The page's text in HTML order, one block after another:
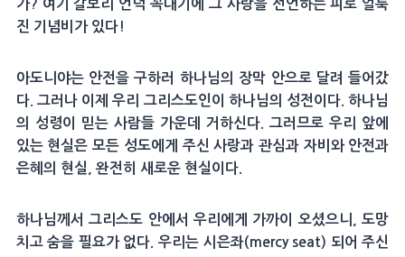
가? 여기 갈보리 언덕 꼭대기에 그 사랑을 선언하는 피로 얼룩
진 기념비가 있다!
아도니야는 안전을 구하러 하나님의 장막 안으로 달려 들어갔
다. 그러나 이제 우리 그리스도인이 하나님의 성전이다. 하나님
의 성령이 믿는 사람들 가운데 거하신다. 그러므로 우리 앞에
있는 현실은 모든 성도에게 주신 사랑과 관심과 자비와 안전과
은혜의 현실, 완전히 새로운 현실이다.
하나님께서 그리스도 안에서 우리에게 가까이 오셨으니, 도망
치고 숨을 필요가 없다. 우리는 시은좌(mercy seat) 되어 주신